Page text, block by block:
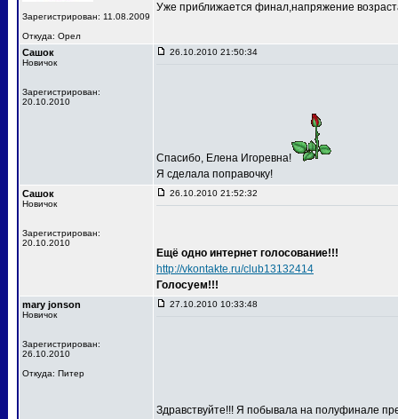
Зарегистрирован: 11.08.2009
Откуда: Орел
Уже приближается финал,напряжение
Сашок
Новичок
Зарегистрирован:
20.10.2010
26.10.2010 21:50:34
Спасибо, Елена Игоревна!
Я сделала поправочку!
Сашок
Новичок
Зарегистрирован:
20.10.2010
26.10.2010 21:52:32
Ещё одно интернет голосование!!!
http://vkontakte.ru/club13132414
Голосуем!!!
mary jonson
Новичок
Зарегистрирован:
26.10.2010
Откуда: Питер
27.10.2010 10:33:48
Здравствуйте!!! Я побывала на полуфинале